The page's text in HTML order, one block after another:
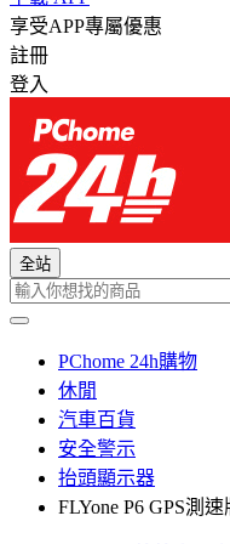
享受APP專屬優惠
註冊
登入
全站
PChome 24h購物
休閒
汽車百貨
安全警示
抬頭顯示器
FLYone P6 GPS測